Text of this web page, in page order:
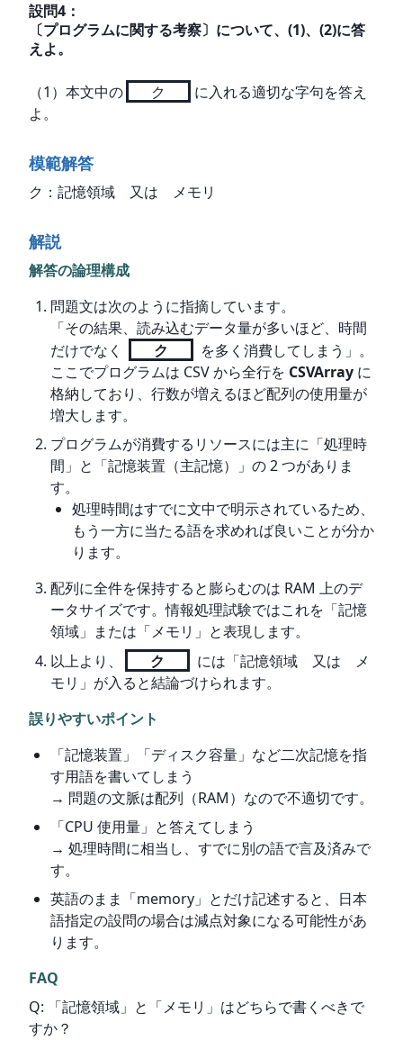
設問4 ：
〔プログラムに関する考察〕について、(1)、(2)に答
えよ。
（1）本文中の ク
に入れる適切な字句を答え
よ。
模範解答
ク：記憶領域　又は　メモリ
解説
解答の論理構成
問題文は次のように指摘しています。
「その結果、読み込むデータ量が多いほど、時間
だけでなく
ク
を多く消費してしまう」。
ここでプログラムは CSV から全行を CSVArray に
格納しており、行数が増えるほど配列の使用量が
増大します。
プログラムが消費するリソースには主に「処理時
間」と「記憶装置（主記憶）」の 2 つがありま
す。
処理時間はすでに文中で明示されているため、
もう一方に当たる語を求めれば良いことが分か
ります。
配列に全件を保持すると膨らむのは RAM 上のデ
ータサイズです。情報処理試験ではこれを「記憶
領域」または「メモリ」と表現します。
以上より、
ク
には「記憶領域 又は メ
モリ」が入ると結論づけられます。
誤りやすいポイント
「記憶装置」「ディスク容量」など二次記憶を指
す用語を書いてしまう
→ 問題の文脈は配列（RAM）なので不適切です。
「CPU 使用量」と答えてしまう
→ 処理時間に相当し、すでに別の語で言及済みで
す。
英語のまま「memory」とだけ記述すると、日本
語指定の設問の場合は減点対象になる可能性があ
ります。
FAQ
Q: 「記憶領域」と「メモリ」はどちらで書くべきで
すか？